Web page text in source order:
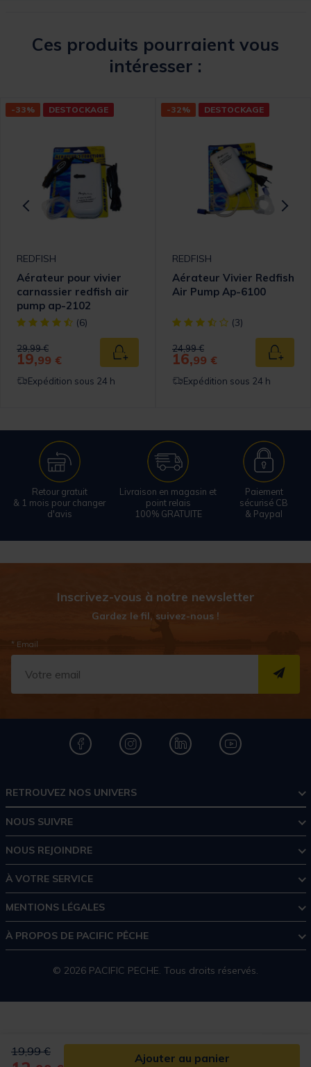
Price reduced from
19,99 €to
Ajouter au panier
Ces produits pourraient vous
intéresser :
Rating
panier
-33% DESTOCKAGE
REDFISH
Aérateur pour vivier
carnassier redfish air
pump ap-2102
[object Object] out of 5 Customer Rating
(6)
Price reduced from
29,99 €to
19,99 € Ajouter au panier
Expédition sous 24 h
-32% DESTOCKAGE
REDFISH
Aérateur Vivier Redfish
Air Pump Ap-6100
[object Object] out of 5
(3)
Price reduced from
24,99 €to
16,99 €
Expédition sous 24 h
Retour gratuit
& 1 mois pour changer
d'avis
Livraison en magasin et
point relais
100% GRATUITE
Paiement
sécurisé CB
& Paypal
Inscrivez-vous à notre newsletter
Gardez le fil, suivez-nous !
* Email
RETROUVEZ NOS UNIVERS
NOUS SUIVRE
NOUS REJOINDRE
À VOTRE SERVICE
MENTIONS LÉGALES
À PROPOS DE PACIFIC PÊCHE
© 2026 PACIFIC PECHE. Tous droits réservés.